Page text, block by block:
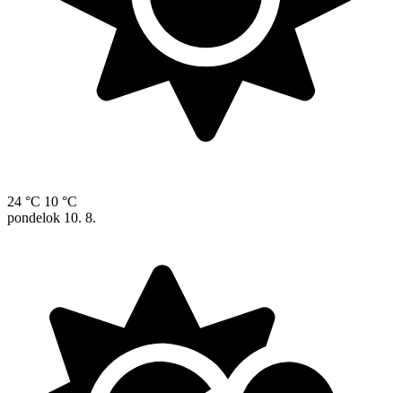
24 °C 10 °C
pondelok 10. 8.